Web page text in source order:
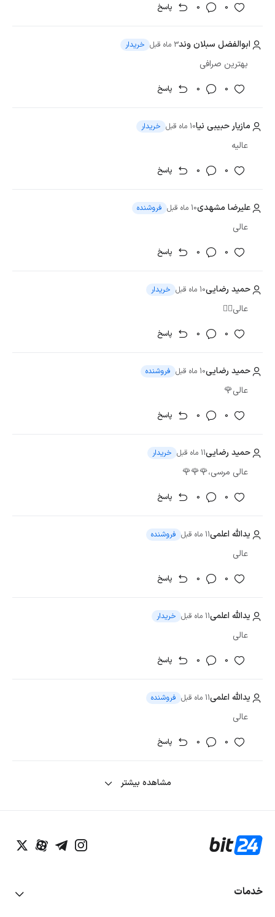
0
0 پاسخ
ابوالفضل سبلان وند3 ماه قبل خریدار
بهترین صرافی
0
0 پاسخ
مازیار حبیبی نیا10 ماه قبل خریدار
عالیه
0
0 پاسخ
علیرضا مشهدی10 ماه قبل فروشنده
عالی
0
0 پاسخ
حمید رضایی10 ماه قبل خریدار
عالی❤️‍🔥
0
0 پاسخ
حمید رضایی10 ماه قبل فروشنده
عالی🌹
0
0 پاسخ
حمید رضایی11 ماه قبل خریدار
عالی مرسی،🌹🌹🌹
0
0 پاسخ
یدالله اعلمی11 ماه قبل فروشنده
عالی
0
0 پاسخ
یدالله اعلمی11 ماه قبل خریدار
عالی
0
0 پاسخ
یدالله اعلمی11 ماه قبل فروشنده
عالی
0
0 پاسخ
مشاهده بیشتر
خدمات